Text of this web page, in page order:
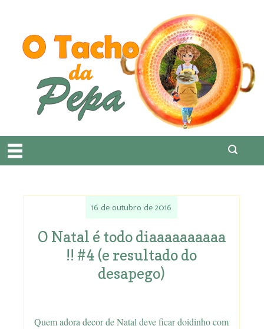
16 de outubro de 2016
O Natal é todo diaaaaaaaaaa
!! #4 (e resultado do
desapego)
Quem adora decor de Natal deve ficar doidinho com